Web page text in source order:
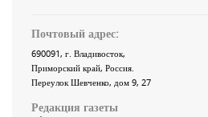
Почтовый адрес:
690091, г. Владивосток,
Приморский край, Россия
Переулок Шевченко, дом 9, 27
Редакция газеты